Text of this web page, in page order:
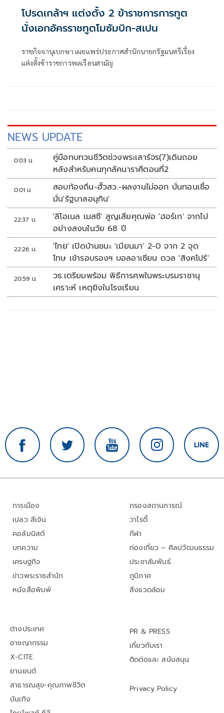
โปรดเกล้าฯ แต่งตั้ง 2 ข้าราชการการทูต
นั่งเอกอัครราชทูตโมซัมบิก-สเปน
ราชกิจจานุเบกษา เผยแพร่ประกาศสำนักนายกรัฐมนตรีเรื่อง
แต่งตั้งข้าราชการพลเรือนสามัญ
NEWS UPDATE
0:03 น.
คู่มือทบทวนชีวิตช่วงพระเสาร์จร(7)เดินถอย
หลังสำหรับคนทุกลัคนาราศีตอนที่2
0:01 น.
สอบท้องถิ่น-ฮั้วสว.-ผลงานไม่ออก บั่นทอนเชื่อ
มั่น'รัฐบาลอนุทิน'
22:37 น.
'ลิโอเนล เมสซี' สูญเสียคุณพ่อ 'ฮอร์เก' จากไป
อย่างสงบในวัย 68 ปี
22:26 น.
'ไทย' เปิดบ้านชนะ 'เมียนมา' 2-0 จาก 2 จุด
โทษ เข้ารอบรองฯ บอลอาเซียน ดวล 'สิงคโปร์'
20:59 น.
วธ.เตรียมพร้อม พิธีการศพในพระบรมราชานุ
เคราะห์ เหตุยิงในโรงเรียน
การเมือง
เปลว สีเงิน
คอลัมนิสต์
บทความ
เศรษฐกิจ
ข่าวพระราชสำนัก
หนังสือพิมพ์
กรองสถานการณ์
วาไรตี้
กีฬา
ท่องเที่ยว – ศิลปวัฒนธรรม
ประชาสัมพันธ์
ภูมิภาค
สิ่งแวดล้อม
ต่างประเทศ
อาชญากรรม
X-CITE
ยานยนต์
สาธารณสุข-คุณภาพชีวิต
บันเทิง
PR & PRESS
เกี่ยวกับเรา
ติดต่อและ สนับสนุน
Privacy Policy